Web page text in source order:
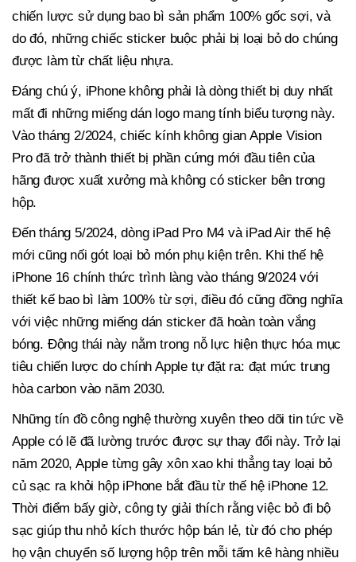
chiến lược sử dụng bao bì sản phẩm 100% gốc sợi, và
do đó, những chiếc sticker buộc phải bị loại bỏ do chúng
được làm từ chất liệu nhựa.
Đáng chú ý, iPhone không phải là dòng thiết bị duy nhất
mất đi những miếng dán logo mang tính biểu tượng này.
Vào tháng 2/2024, chiếc kính không gian Apple Vision
Pro đã trở thành thiết bị phần cứng mới đầu tiên của
hãng được xuất xưởng mà không có sticker bên trong
hộp.
Đến tháng 5/2024, dòng iPad Pro M4 và iPad Air thế hệ
mới cũng nối gót loại bỏ món phụ kiện trên. Khi thế hệ
iPhone 16 chính thức trình làng vào tháng 9/2024 với
thiết kế bao bì làm 100% từ sợi, điều đó cũng đồng nghĩa
với việc những miếng dán sticker đã hoàn toàn vắng
bóng. Động thái này nằm trong nỗ lực hiện thực hóa mục
tiêu chiến lược do chính Apple tự đặt ra: đạt mức trung
hòa carbon vào năm 2030.
Những tín đồ công nghệ thường xuyên theo dõi tin tức về
Apple có lẽ đã lường trước được sự thay đổi này. Trở lại
năm 2020, Apple từng gây xôn xao khi thẳng tay loại bỏ
củ sạc ra khỏi hộp iPhone bắt đầu từ thế hệ iPhone 12.
Thời điểm bấy giờ, công ty giải thích rằng việc bỏ đi bộ
sạc giúp thu nhỏ kích thước hộp bán lẻ, từ đó cho phép
họ vận chuyển số lượng hộp trên mỗi tấm kê hàng nhiều